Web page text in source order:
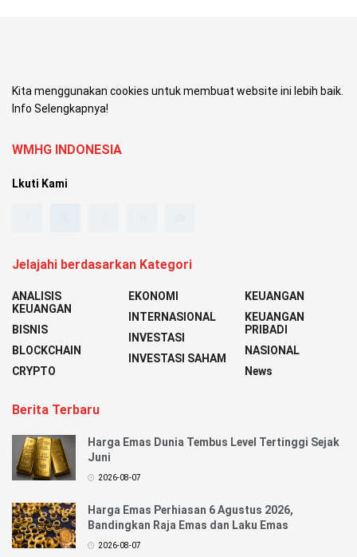
Kita menggunakan cookies untuk membuat website ini lebih baik.
Info Selengkapnya!
WMHG INDONESIA
Lkuti Kami
Jelajahi berdasarkan Kategori
ANALISIS
KEUANGAN
BISNIS
BLOCKCHAIN
CRYPTO
EKONOMI
INTERNASIONAL
INVESTASI
INVESTASI SAHAM
KEUANGAN
KEUANGAN
PRIBADI
NASIONAL
News
Berita Terbaru
Harga Emas Dunia Tembus Level Tertinggi Sejak
Juni
2026-08-07
Harga Emas Perhiasan 6 Agustus 2026,
Bandingkan Raja Emas dan Laku Emas
2026-08-07